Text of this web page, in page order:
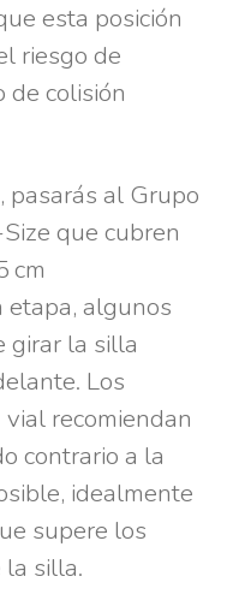
esta posición
riesgo de
de colisión
pasarás al Grupo
que cubren
cm
etapa, algunos
girar la silla
Los
recomiendan
contrario a la
idealmente
supere los
silla.